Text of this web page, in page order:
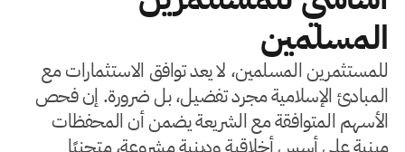
المسلمين
للمستثمرين المسلمين، لا يعد توافق الاستثمارات مع
المبادئ الإسلامية مجرد تفضيل، بل ضرورة. إن فحص
الأسهم المتوافقة مع الشريعة يضمن أن المحفظات